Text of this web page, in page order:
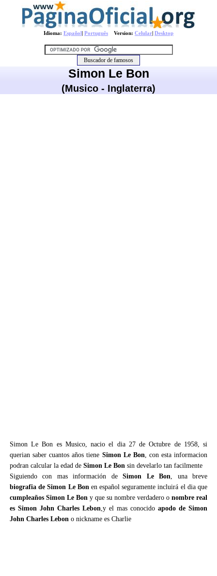
Idioma: Español| Português Version: Celular| Desktop
Simon Le Bon
(Musico - Inglaterra)
Simon Le Bon es Musico, nacio el dia 27 de Octubre de 1958, si
querian saber cuantos años tiene Simon Le Bon, con esta informacion
podran calcular la edad de Simon Le Bon sin develarlo tan facilmente
Siguiendo con mas información deSimon Le Bon, una breve
biografia de Simon Le Bonen español seguramente incluirá el dia que
cumpleaños Simon Le Bon y que su nombre verdadero o nombre real
es Simon John Charles Lebon,y el mas conocido apodo de Simon
John Charles Lebon o nickname es Charlie